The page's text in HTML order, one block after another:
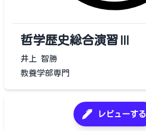
哲学歴史総合演習Ⅲ
井上 智勝
教養学部専門
レビューする